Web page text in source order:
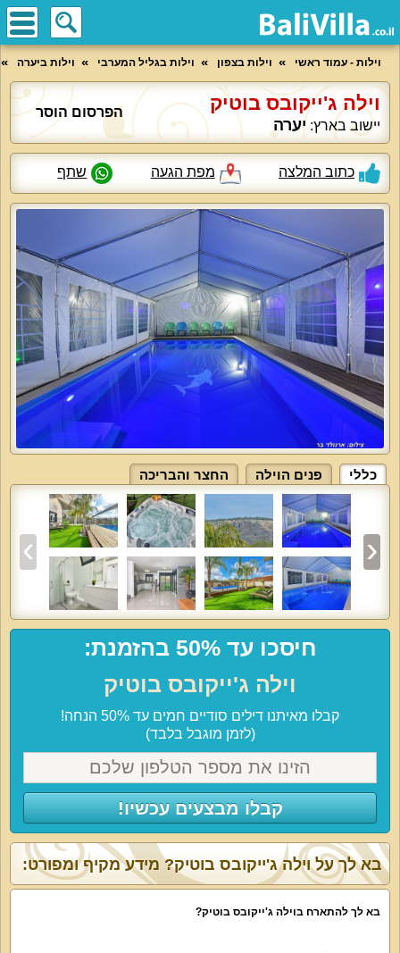
וילות - עמוד ראשי וילות בצפון וילות בגליל המערבי וילות ביערה
וילה ג'ייקובס בוטיק
יישוב בארץ: יערה
הפרסום הוסר
כתוב המלצה מפת הגעה שתף
כללי פנים הוילה החצר והבריכה
חיסכו עד 50% בהזמנת:
וילה ג'ייקובס בוטיק
קבלו מאיתנו דילים סודיים חמים עד 50% הנחה!
(לזמן מוגבל בלבד)
קבלו מבצעים עכשיו!
בא לך על וילה ג'ייקובס בוטיק? מידע מקיף ומפורט:
בא לך להתארח בוילה ג'ייקובס בוטיק?